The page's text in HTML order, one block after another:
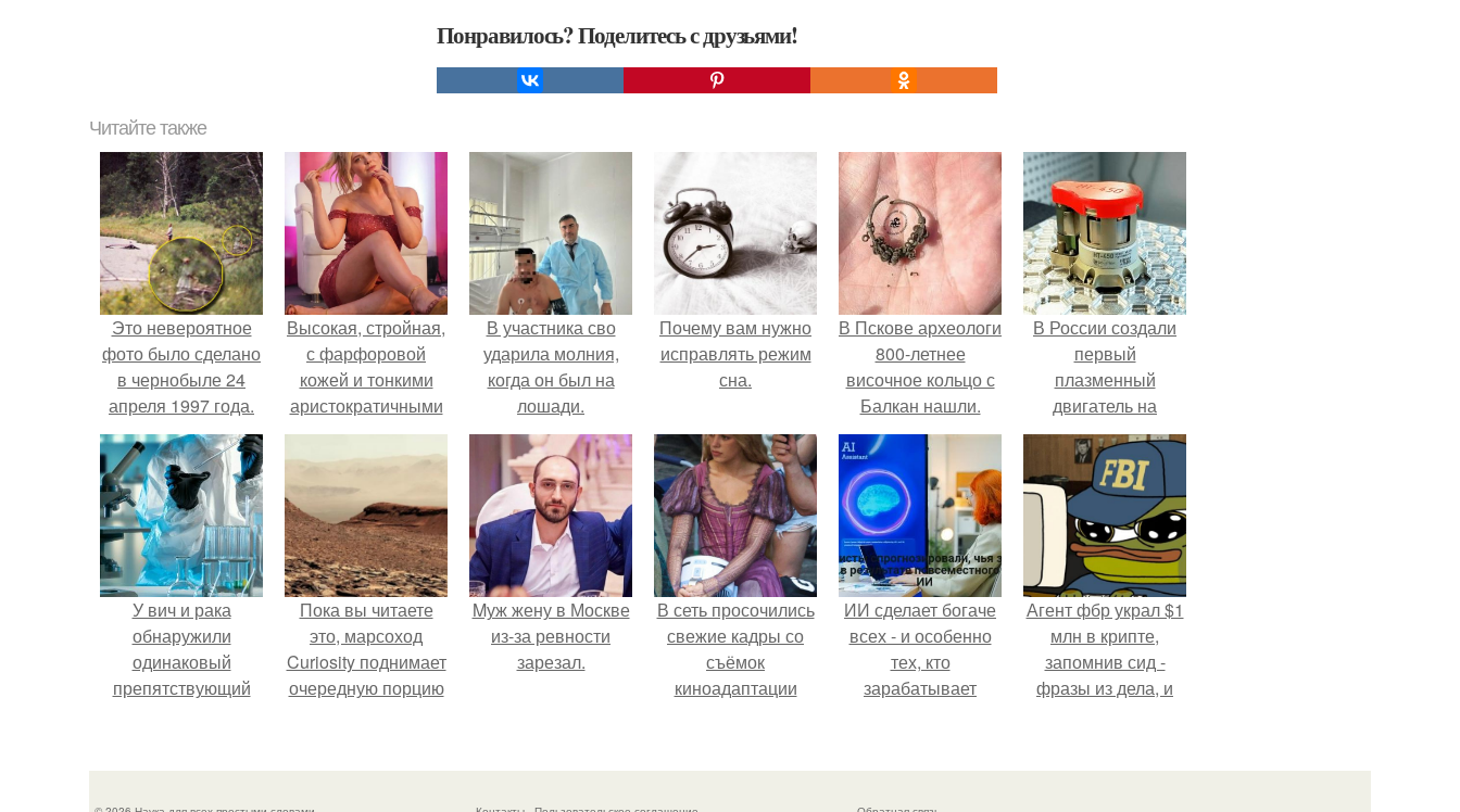
Понравилось? Поделитесь с друзьями!
Читайте также
Это невероятное
фото было сделано
в чернобыле 24
апреля 1997 года.
Высокая, стройная,
с фарфоровой
кожей и тонкими
аристократичными
чертами, эль
выглядит так, будто
сошла с полотна
художника.
В участника сво
ударила молния,
когда он был на
лошади.
Почему вам нужно
исправлять режим
сна.
В Пскове археологи
800-летнее
височное кольцо с
Балкан нашли.
В России создали
первый
плазменный
двигатель на
криптоне.
У вич и рака
обнаружили
одинаковый
препятствующий
Пока вы читаете
это, марсоход
Curiosity поднимает
очередную порцию
Mуж жену в Москве
из-за ревности
зарезал.
В сеть просочились
свежие кадры со
съёмок
киноадаптации
моментально
ИИ сделает богаче
всех - и особенно
тех, кто
зарабатывает
Агент фбр украл $1
млн в крипте,
запомнив сид -
фразы из дела, и
потратить.